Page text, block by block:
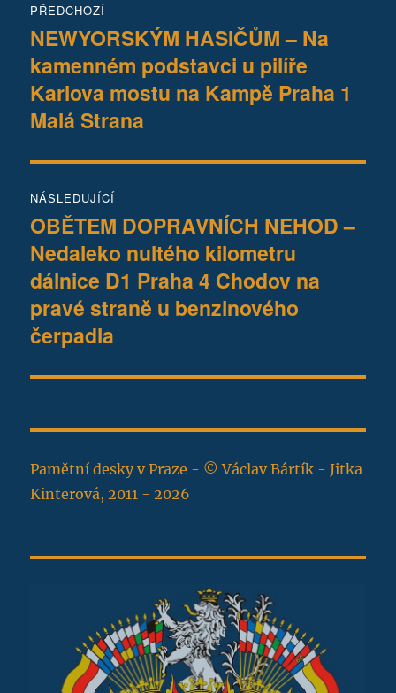
pro
příspěvek
PŘEDCHOZÍ
Předchozí
příspěvek:
NEWYORSKÝM HASIČŮM – Na
kamenném podstavci u pilíře
Karlova mostu na Kampě Praha 1
Malá Strana
NÁSLEDUJÍCÍ
Následující
příspěvek:
OBĚTEM DOPRAVNÍCH NEHOD –
Nedaleko nultého kilometru
dálnice D1 Praha 4 Chodov na
pravé straně u benzinového
čerpadla
Pamětní desky v Praze - © Václav Bártík - Jitka
Kinterová, 2011 - 2026